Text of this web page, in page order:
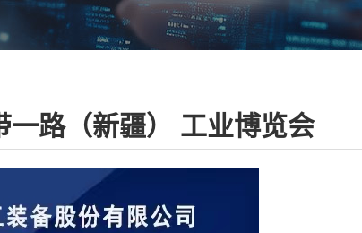
路（新疆） 工业博览会